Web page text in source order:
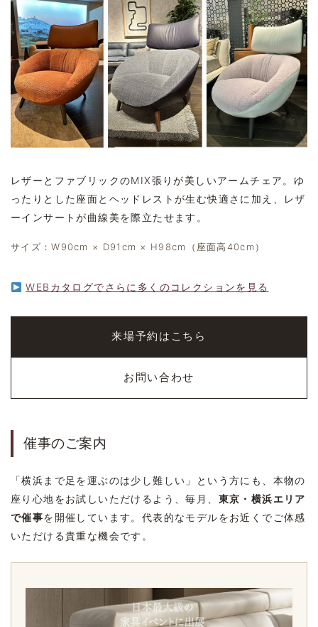
レザーとファブリックのMIX張りが美しいアームチェア。ゆ
ったりとした座面とヘッドレストが生む快適さに加え、レザ
ーインサートが曲線美を際立たせます。
サイズ：W90cm × D91cm × H98cm（座面高40cm）
WEBカタログでさらに多くのコレクションを見る
来場予約はこちら
お問い合わせ
催事のご案内
「横浜まで足を運ぶのは少し難しい」という方にも、本物の
座り心地をお試しいただけるよう、毎月、 東京・横浜エリア
で催事を開催しています。代表的なモデルをお近くでご体感
いただける貴重な機会です。